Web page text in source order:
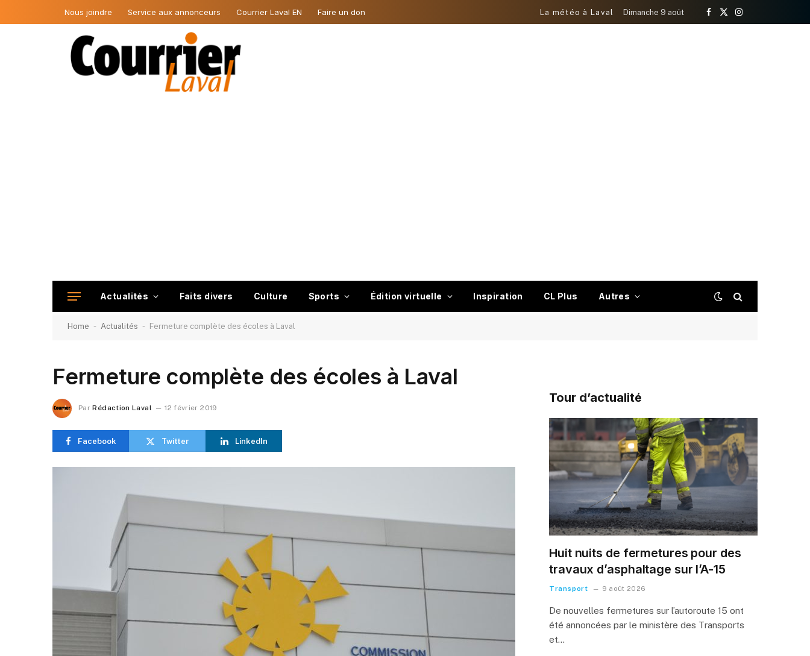
Nous joindre Service aux annonceurs Courrier Laval EN Faire un don La météo à Laval Dimanche 9 août
Facebook
X
Instagram
Actualités Faits divers Culture Sports Édition virtuelle Inspiration CL Plus Autres
Home - Actualités - Fermeture complète des écoles à Laval
Fermeture complète des écoles à Laval
Par Rédaction Laval 12 février 2019
Facebook Twitter LinkedIn
Tour d’actualité
Huit nuits de fermetures pour des
travaux d’asphaltage sur l’A-15
Transport 9 août 2026
De nouvelles fermetures sur l’autoroute 15 ont
été annoncées par le ministère des Transports
et…